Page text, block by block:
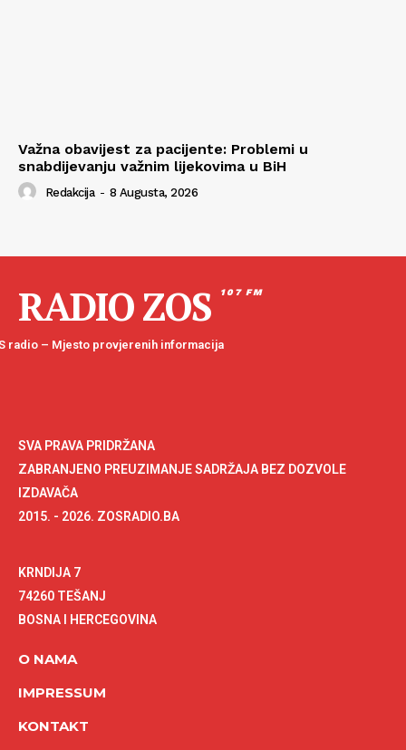
Važna obavijest za pacijente: Problemi u
snabdijevanju važnim lijekovima u BiH
Redakcija - 8 Augusta, 2026
RADIO ZOS 107 FM
radio – Mjesto provjerenih informacija
SVA PRAVA PRIDRŽANA
ZABRANJENO PREUZIMANJE SADRŽAJA BEZ DOZVOLE
IZDAVAČA
2015. - 2026. ZOSRADIO.BA
KRNDIJA 7
74260 TEŠANJ
BOSNA I HERCEGOVINA
O NAMA
IMPRESSUM
KONTAKT